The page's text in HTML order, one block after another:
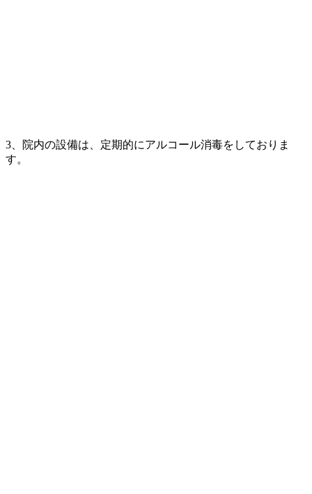
3、院内の設備は、定期的にアルコール消毒をしておりま
す。